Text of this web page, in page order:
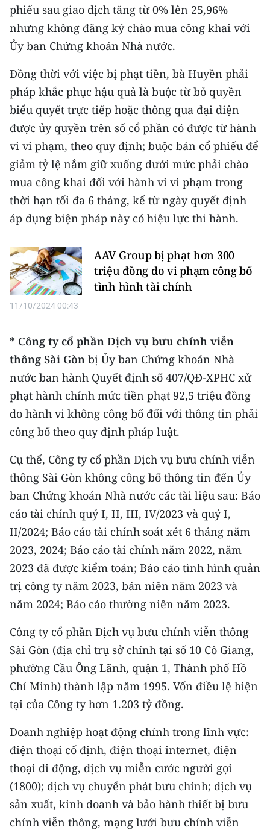
Media Chính trị
Media Kinh tế
Media Văn hóa
Media Xã hội
Media Pháp luật
Media Du lịch
Media Thế giới
Media Thể thao
Media Y tế
Media Khoa học - Công nghệ
Media Môi trường
Ảnh
Infographic
TIN MỚI
TIN ĐỊA PHƯƠNG
Trung du và miền núi phía Bắc
Đồng bằng sông Hồng
Bắc Trung Bộ
Duyên hải Nam Trung Bộ và Tây
Nguyên
Đông Nam Bộ
Đồng bằng sông Cửu Long
Chuyên trang Hà Nội
Chuyên trang TP. Hồ Chí Minh
CHUYÊN ĐỀ
CÁC CHUYÊN TRANG
VỀ BÁO NHÂN DÂN
THỜI NAY
NHÂN DÂN CUỐI TUẦN
phiếu sau giao dịch tăng từ 0% lên 25,96%
nhưng không đăng ký chào mua công khai với
Ủy ban Chứng khoán Nhà nước.
Đồng thời với việc bị phạt tiền, bà Huyền phải
pháp khắc phục hậu quả là buộc từ bỏ quyền
biểu quyết trực tiếp hoặc thông qua đại diện
được ủy quyền trên số cổ phần có được từ hành
vi vi phạm, theo quy định; buộc bán cổ phiếu để
giảm tỷ lệ nắm giữ xuống dưới mức phải chào
mua công khai đối với hành vi vi phạm trong
thời hạn tối đa 6 tháng, kể từ ngày quyết định
áp dụng biện pháp này có hiệu lực thi hành.
AAV Group bị phạt hơn 300
triệu đồng do vi phạm công bố
tình hình tài chính
11/10/2024 00:43
* Công ty cổ phần Dịch vụ bưu chính viễn
thông Sài Gòn bị Ủy ban Chứng khoán Nhà
nước ban hành Quyết định số 407/QĐ-XPHC xử
phạt hành chính mức tiền phạt 92,5 triệu đồng
do hành vi không công bố đối với thông tin phải
công bố theo quy định pháp luật.
Cụ thể, Công ty cổ phần Dịch vụ bưu chính viễn
thông Sài Gòn không công bố thông tin đến Ủy
ban Chứng khoán Nhà nước các tài liệu sau: Báo
cáo tài chính quý I, II, III, IV/2023 và quý I,
II/2024; Báo cáo tài chính soát xét 6 tháng năm
2023, 2024; Báo cáo tài chính năm 2022, năm
2023 đã được kiểm toán; Báo cáo tình hình quản
trị công ty năm 2023, bán niên năm 2023 và
năm 2024; Báo cáo thường niên năm 2023.
Công ty cổ phần Dịch vụ bưu chính viễn thông
Sài Gòn (địa chỉ trụ sở chính tại số 10 Cô Giang,
phường Cầu Ông Lãnh, quận 1, Thành phố Hồ
Chí Minh) thành lập năm 1995. Vốn điều lệ hiện
tại của Công ty hơn 1.203 tỷ đồng.
Doanh nghiệp hoạt động chính trong lĩnh vực:
điện thoại cố định, điện thoại internet, điện
thoại di động, dịch vụ miễn cước người gọi
(1800); dịch vụ chuyển phát bưu chính; dịch vụ
sản xuất, kinh doanh và bảo hành thiết bị bưu
chính viễn thông, mạng lưới bưu chính viễn